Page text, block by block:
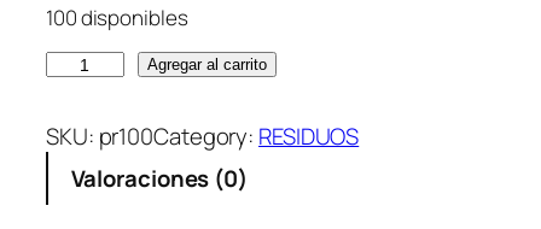
100 disponibles
T
I
Agregar al carrito
SKU: pr100Category: RESIDUOS
Valoraciones (0)